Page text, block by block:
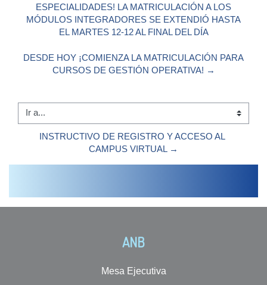
ESPECIALIDADES! LA MATRICULACIÓN A LOS
MÓDULOS INTEGRADORES SE EXTENDIÓ HASTA
EL MARTES 12-12 AL FINAL DEL DÍA
DESDE HOY ¡COMIENZA LA MATRICULACIÓN PARA
CURSOS DE GESTIÓN OPERATIVA! →
Ir a...
INSTRUCTIVO DE REGISTRO Y ACCESO AL
CAMPUS VIRTUAL →
ANB
Mesa Ejecutiva